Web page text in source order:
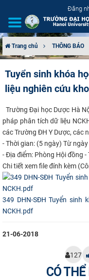
Đăng
CƠ CẤU TỔ CHỨC
TUYỂN SINH
ĐÀO TẠO
ĐẢM BẢO CHẤT
KHOA HỌC CÔNG
HTQT
CỰU NGƯỜI HỌC
Trang chủ THÔNG BÁO
Tuyển sinh khóa
liệu nghiên cứu
Trường Đại học Dược Hà
pháp phân tích dữ liệu
các Trường ĐH Y Dược, các
- Thời gian: (5 ngày) Từ
- Địa điểm: Phòng Hội đồng
Chi tiết xem file đính kèm
349 DHN-SĐH Tuyển sinh
NCKH.pdf
21-06-2018
127
CÓ